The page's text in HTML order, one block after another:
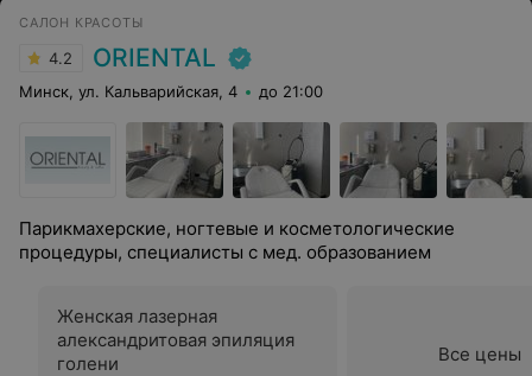
спасибо Егору Георгиевичу за его мастерство!!!
САЛОН КРАСОТЫ
4.2 ORIENTAL
Минск, ул. Кальварийская, 4 до 21:00
Парикмахерские, ногтевые и косметологические
процедуры, специалисты с мед. образованием
Женская лазерная
александритовая эпиляция
голени
Все цены